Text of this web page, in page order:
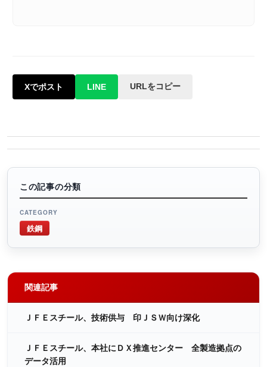
Xでポスト LINE URLをコピー
この記事の分類
CATEGORY
鉄鋼
関連記事
ＪＦＥスチール、技術供与 印ＪＳＷ向け深化
ＪＦＥスチール、本社にＤＸ推進センター 全製造拠点の
データ活用